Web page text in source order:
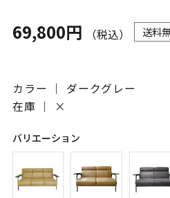
69,800円 （税込） 送料
カラー ｜ ダークグレー
在庫 ｜
×
バリエーション